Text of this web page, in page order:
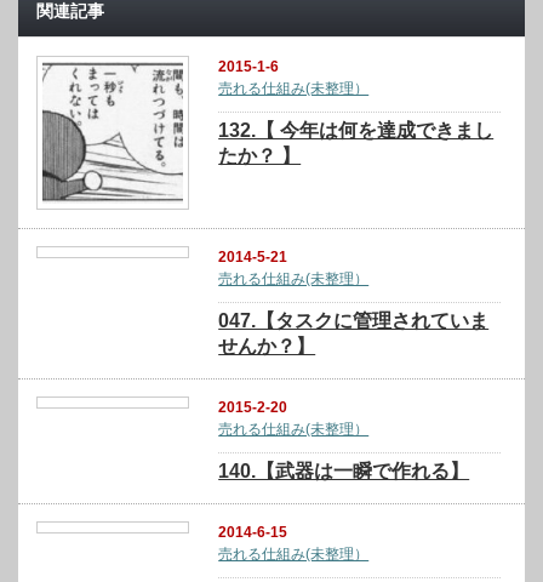
関連記事
2015-1-6
売れる仕組み(未整理）
132.【 今年は何を達成できまし
たか？ 】
2014-5-21
売れる仕組み(未整理）
047.【タスクに管理されていま
せんか？】
2015-2-20
売れる仕組み(未整理）
140.【武器は一瞬で作れる】
2014-6-15
売れる仕組み(未整理）